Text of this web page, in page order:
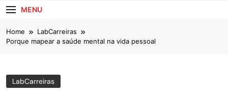
MENU
Home
LabCarreiras
Porque mapear a saúde mental na vida pessoal
LabCarreiras